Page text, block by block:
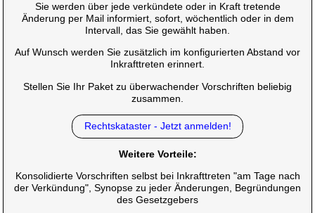
Sie werden über jede verkündete oder in Kraft tretende
Änderung per Mail informiert, sofort, wöchentlich oder in dem
Intervall, das Sie gewählt haben.
Auf Wunsch werden Sie zusätzlich im konfigurierten Abstand vor
Inkrafttreten erinnert.
Stellen Sie Ihr Paket zu überwachender Vorschriften beliebig
zusammen.
Rechtskataster - Jetzt anmelden!
Weitere Vorteile:
Konsolidierte Vorschriften selbst bei Inkrafttreten "am Tage nach
der Verkündung", Synopse zu jeder Änderungen, Begründungen
des Gesetzgebers